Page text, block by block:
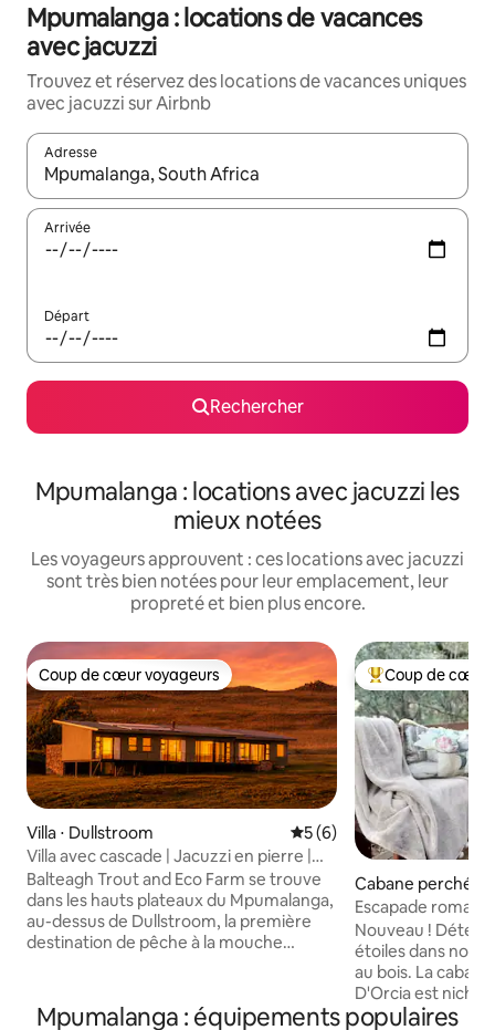
Mpumalanga : locations de vacances
avec jacuzzi
Trouvez et réservez des locations de vacances uniques
avec jacuzzi sur Airbnb
Adresse
Lorsque les résultats s'affichent, utilisez les flèches vers le
Arrivée
Départ
Rechercher
Mpumalanga : locations avec jacuzzi les
mieux notées
Les voyageurs approuvent : ces locations avec jacuzzi
sont très bien notées pour leur emplacement, leur
propreté et bien plus encore.
Coup de cœur voyageurs
Coup de cœur voyageurs
Villa ⋅ Dullstroom Évaluation moyenne sur
5 (6)
Villa avec cascade | Jacuzzi en pierre |
Élevage de truites
Balteagh Trout and Eco Farm se trouve
dans les hauts plateaux du Mpumalanga,
au-dessus de Dullstroom, la première
destination de pêche à la mouche
ferme, située au-dessus de sa propre
Coups de cœur
Coup de cœur
Cabane perchée
kansiedorp
Escapade
dans les arbres
jacuzzi
Nouveau !
étoiles dans
au bois. La cabane dans les arbres Val
D'Orcia est
surplombe le lit
Mpumalanga : équipements populaires